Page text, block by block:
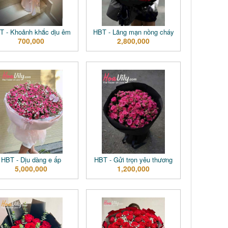
- Khoảnh khắc dịu êm
700,000
HBT - Lãng mạn nồng cháy
2,800,000
HBT - Dịu dàng e ấp
5,000,000
HBT - Gửi trọn yêu thương
1,200,000